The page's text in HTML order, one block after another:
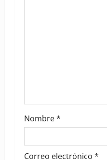
Nombre*
Correo electrónico *